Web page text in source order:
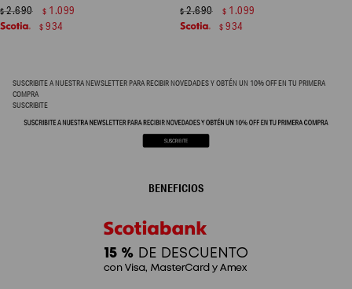
$2.690 $ 1.099
$ 934
$2.690 $ 1.099
$ 934
SUSCRIBITE A NUESTRA NEWSLETTER PARA RECIBIR NOVEDADES Y OBTÉN UN 10% OFF EN TU PRIMERA
COMPRA
SUSCRIBITE
BENEFICIOS